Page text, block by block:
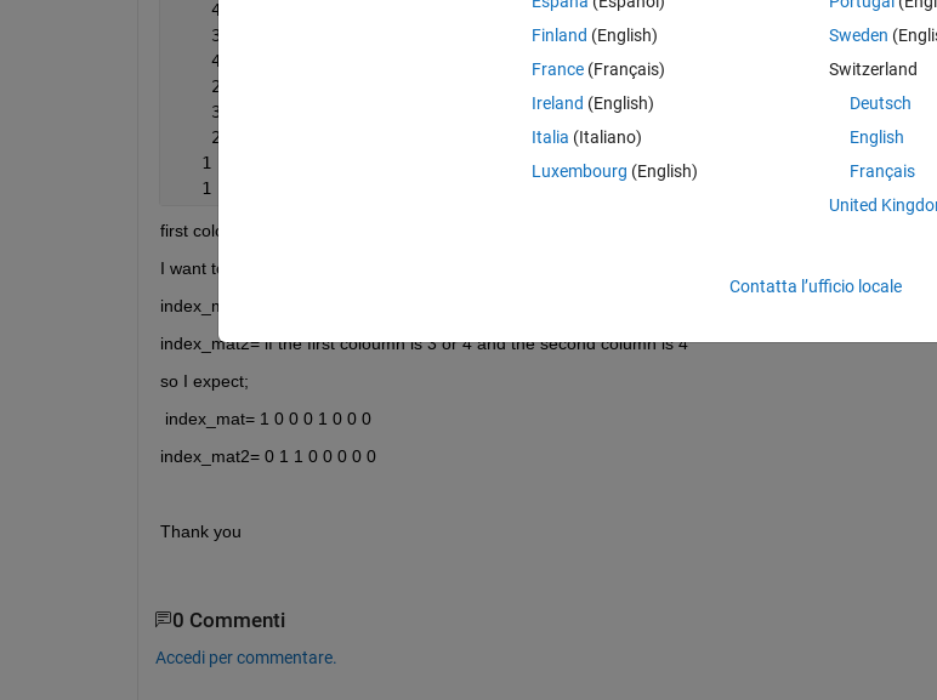
    4 1
    3 4
    4 4
    2 1
    3 1
    2 3
   1 3
   1 4];
first coloumn are the responses(1,2,3 or 4). second column are the error types(1,2,3 or 4).
I want to create a loop that gives me a logical matrix for indexing to use later in my analysis.
index_mat=if the first column is 3 or 4 and the second column is 1
index_mat2= if the first coloumn is 3 or 4 and the second column is 4
so I expect;
index_mat= 1 0 0 0 1 0 0 0
index_mat2= 0 1 1 0 0 0 0 0
Thank you
0 Commenti
Accedi per commentare.
Finland (English)
France (Français)
Ireland (English)
Italia (Italiano)
Luxembourg (English)
Sweden
Switzerland
Deutsch
English
Français
United
Contatta l’ufficio locale